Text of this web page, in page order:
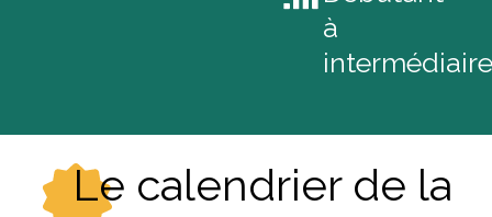
à
intermédiaire
Le calendrier de la